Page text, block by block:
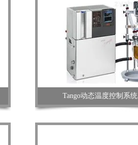
Tango动态温度控制系统